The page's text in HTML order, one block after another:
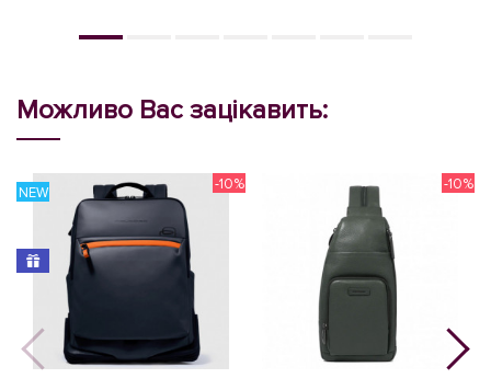
Можливо Вас зацікавить:
NEW -10% -10%